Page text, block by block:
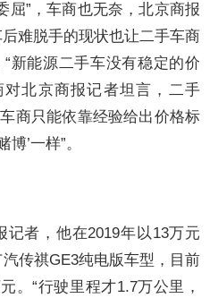
屈”，车商也无奈，北京商报
难脱手的现状也让二手车商
新能源二手车没有稳定的价
北京商报记者坦言，二手
商只能依靠经验给出价格标
’一样”。
记者，他在2019年以13万元
传祺GE3纯电版车型，目前
。“行驶里程才1.7万公里，